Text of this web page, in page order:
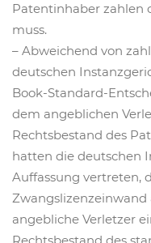
Patentinhaber zahlen
muss.
– Abweichend von
deutschen
Book-Standard-
dem angeblichen
Rechtsbestand des
hatten die deutschen
Auffassung vertreten,
angebliche Verletzer